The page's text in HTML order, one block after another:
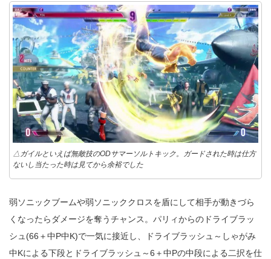
△ガイルといえば無敵技のODサマーソルトキック。ガードされた時は仕方
ないし当たった時は見てから余裕でした
弱ソニックブームや弱ソニッククロスを盾にして相手が動きづら
くなったらダメージを奪うチャンス。パリィからのドライブラッ
シュ(66＋中P中K)で一気に接近し、ドライブラッシュ～しゃがみ
中Kによる下段とドライブラッシュ～6＋中Pの中段による二択を仕